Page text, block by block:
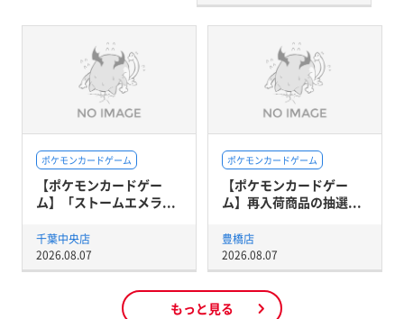
ポケモンカードゲーム
【ポケモンカードゲー
ム】再入荷商品の抽選...
豊橋店
2026.08.07
ポケモンカードゲーム
【ポケモンカードゲー
ム】「ストームエメラ...
千葉中央店
2026.08.07
もっと見る